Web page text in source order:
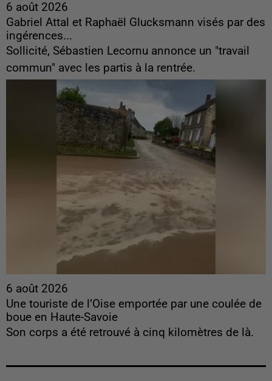
6 août 2026
Gabriel Attal et Raphaël Glucksmann visés par des
ingérences...
Sollicité, Sébastien Lecornu annonce un "travail
commun" avec les partis à la rentrée.
6 août 2026
Une touriste de l’Oise emportée par une coulée de
boue en Haute-Savoie
Son corps a été retrouvé à cinq kilomètres de là.